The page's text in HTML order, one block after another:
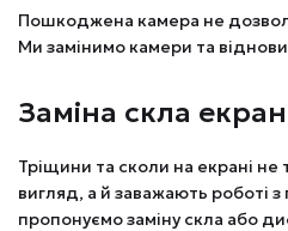
Пошкоджена камера не
Ми замінимо камери та
Заміна скла
Тріщини та сколи на екрані не
вигляд, а й заважають роботі
пропонуємо заміну скла або